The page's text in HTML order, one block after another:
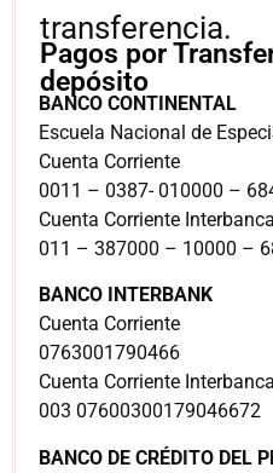
transferencia.
BANCO CONTINENTAL
Escuela Nacional de
Cuenta Corriente
0011 – 0387- 010000 –
Cuenta Corriente
011 – 387000 – 10000 –
BANCO INTERBANK
Cuenta Corriente
0763001790466
Cuenta Corriente
003 07600300179046672
BANCO DE CRÉDITO DEL
Pagos por
depósito